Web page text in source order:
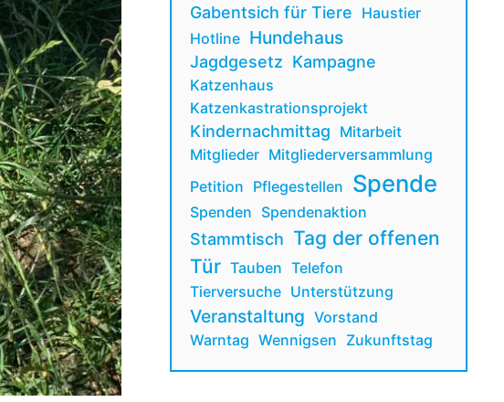
Gabentsich für Tiere Haustier
Hotline Hundehaus
Jagdgesetz Kampagne
Katzenhaus
Katzenkastrationsprojekt
Kindernachmittag Mitarbeit
Mitglieder Mitgliederversammlung
Petition Pflegestellen Spende
Spenden Spendenaktion
Stammtisch Tag der offenen
Tür Tauben Telefon
Tierversuche Unterstützung
Veranstaltung Vorstand
Warntag Wennigsen Zukunftstag